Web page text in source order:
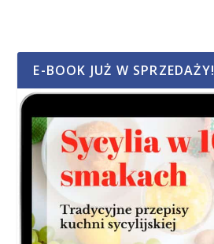
E-BOOK JUŻ W SPRZEDAŻY!